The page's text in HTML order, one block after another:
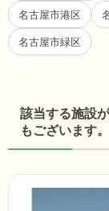
名古屋市港区
名古屋市緑区
該当する施設
もございます。